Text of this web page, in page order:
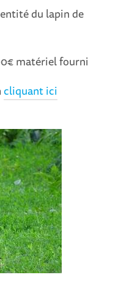
du lapin de
matériel fourni
cliquant ici